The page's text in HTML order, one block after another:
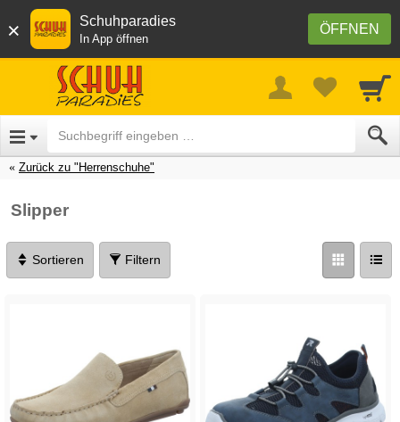
× ÖFFNEN
Schuhparadies
In App öffnen
Zurück zu "Herrenschuhe"
Slipper
Sortieren Filtern